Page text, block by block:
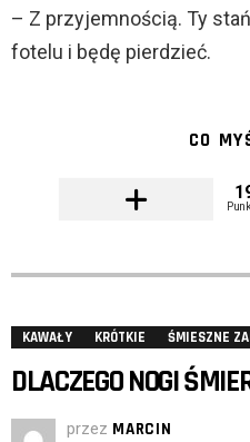
– Z przyjemnością. Ty
fotelu i będę pierdzieć.
CO
KAWAŁY KRÓTKIE ŚMIESZNE
DLACZEGO NOGI
przez MARCIN